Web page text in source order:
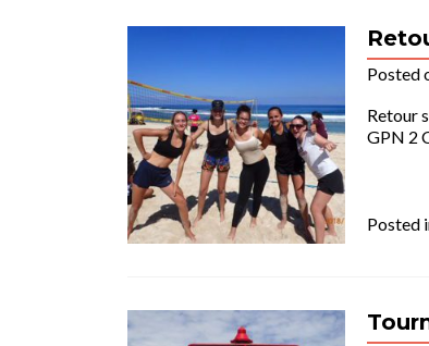
Posted
Retour
GPN 2
Posted